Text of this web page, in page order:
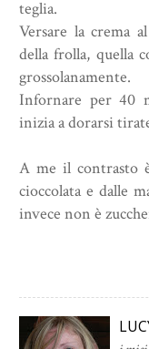
teglia.
Versare la crema
della frolla, quella
grossolanamente.
Infornare per 40
inizia a dorarsi
A me il contrasto
cioccolata e dalle
invece non è